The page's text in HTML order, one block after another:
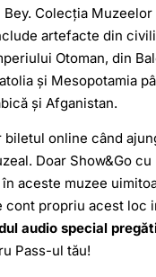
Bey. Colecția
artefacte din
Otoman, din
și Mesopotamia
și Afganistan.
biletul online când
Doar Show&Go
aceste muzee
cont propriu acest loc
audio special
Pass-ul tău!